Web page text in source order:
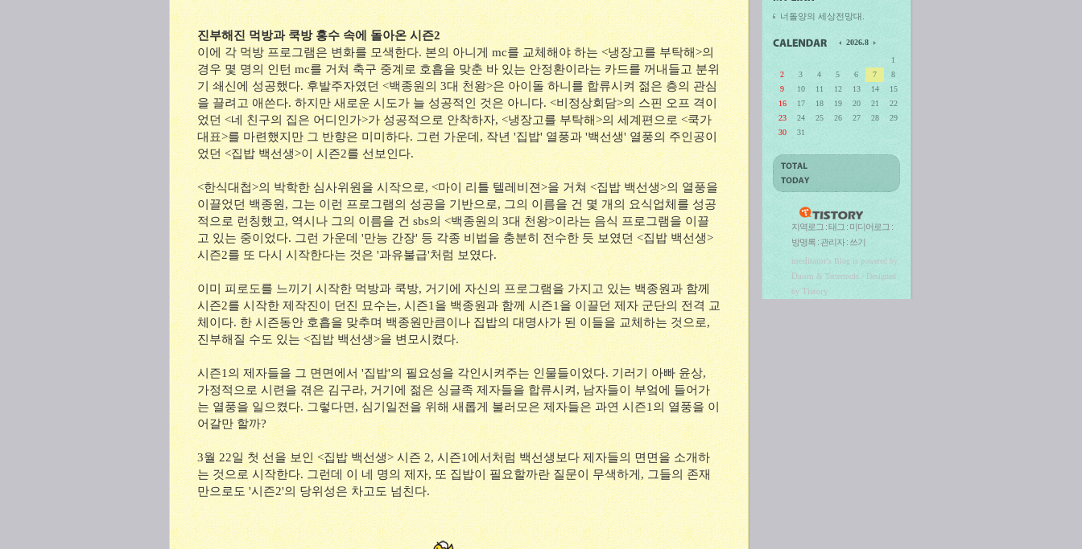
진부해진 먹방과 쿡방 홍수 속에 돌아온 시즌2
이에 각 먹방 프로그램은 변화를 모색한다. 본의 아니게 mc를 교체해야 하는 <냉장고를 부탁해>의
경우 몇 명의 인턴 mc를 거쳐 축구 중계로 호흡을 맞춘 바 있는 안정환이라는 카드를 꺼내들고 분위
기 쇄신에 성공했다. 후발주자였던 <백종원의 3대 천왕>은 아이돌 하니를 합류시켜 젊은 층의 관심
을 끌려고 애쓴다. 하지만 새로운 시도가 늘 성공적인 것은 아니다. <비정상회담>의 스핀 오프 격이
었던 <네 친구의 집은 어디인가>가 성공적으로 안착하자, <냉장고를 부탁해>의 세계편으로 <쿡가
대표>를 마련했지만 그 반향은 미미하다. 그런 가운데, 작년 '집밥' 열풍과 '백선생' 열풍의 주인공이
었던 <집밥 백선생>이 시즌2를 선보인다.
<한식대첩>의 박학한 심사위원을 시작으로, <마이 리틀 텔레비젼>을 거쳐 <집밥 백선생>의 열풍을
이끌었던 백종원, 그는 이런 프로그램의 성공을 기반으로, 그의 이름을 건 몇 개의 요식업체를 성공
적으로 런칭했고, 역시나 그의 이름을 건 sbs의 <백종원의 3대 천왕>이라는 음식 프로그램을 이끌
고 있는 중이었다. 그런 가운데 '만능 간장' 등 각종 비법을 충분히 전수한 듯 보였던 <집밥 백선생>
시즌2를 또 다시 시작한다는 것은 '과유불급'처럼 보였다.
이미 피로도를 느끼기 시작한 먹방과 쿡방, 거기에 자신의 프로그램을 가지고 있는 백종원과 함께
시즌2를 시작한 제작진이 던진 묘수는, 시즌1을 백종원과 함께 시즌1을 이끌던 제자 군단의 전격 교
체이다. 한 시즌동안 호흡을 맞추며 백종원만큼이나 집밥의 대명사가 된 이들을 교체하는 것으로,
진부해질 수도 있는 <집밥 백선생>을 변모시켰다.
시즌1의 제자들을 그 면면에서 '집밥'의 필요성을 각인시켜주는 인물들이었다. 기러기 아빠 윤상,
가정적으로 시련을 겪은 김구라, 거기에 젊은 싱글족 제자들을 합류시켜, 남자들이 부엌에 들어가
는 열풍을 일으켰다. 그렇다면, 심기일전을 위해 새롭게 불러모은 제자들은 과연 시즌1의 열풍을 이
어갈만 할까?
3월 22일 첫 선을 보인 <집밥 백선생> 시즌 2, 시즌1에서처럼 백선생보다 제자들의 면면을 소개하
는 것으로 시작한다. 그런데 이 네 명의 제자, 또 집밥이 필요할까란 질문이 무색하게, 그들의 존재
만으로도 '시즌2'의 당위성은 차고도 넘친다.
너돌양의 세상전망대.
2026.8
1
2
3 4 5 6 7
8
9
10 11 12 13 14
15
16
17 18 19 20 21
22
23
24 25 26 27 28
29
30
31
지역로그 :태그 : 미디어로그 :
방명록 :관리자: 쓰기
meditator's Blog is powered by
Daum & Tattertools / Designed
by Tistory